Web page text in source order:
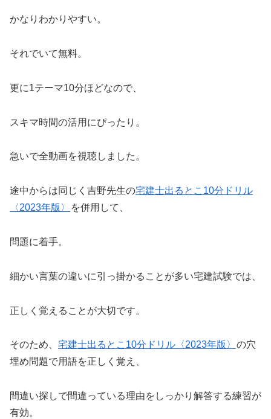
かなりわかりやすい。
それでいて無料。
更に1テーマ10分ほどなので、
スキマ時間の活用にぴったり。
急いで全動画を視聴しました。
途中からは同じく吉野先生の宅建士出るとこ10分ドリル
〈2023年版〉
を併用して、
問題に着手。
細かい言葉の違いに引っ掛かることが多い宅建試験では、
正しく覚えることが大切です。
そのため、 宅建士出るとこ10分ドリル〈2023年版〉 の穴
埋め問題で用語を正しく覚え、
間違い探しで間違っている理由をしっかり解答する練習が
有効。